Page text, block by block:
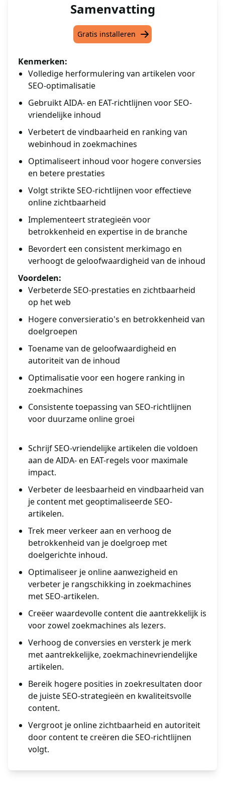
Samenvatting
Gratis installeren
Kenmerken:
Volledige herformulering van artikelen voor
SEO-optimalisatie
Gebruikt AIDA- en EAT-richtlijnen voor SEO-
vriendelijke inhoud
Verbetert de vindbaarheid en ranking van
webinhoud in zoekmachines
Optimaliseert inhoud voor hogere conversies
en betere prestaties
Volgt strikte SEO-richtlijnen voor effectieve
online zichtbaarheid
Implementeert strategieën voor
betrokkenheid en expertise in de branche
Bevordert een consistent merkimago en
verhoogt de geloofwaardigheid van de inhoud
Voordelen:
Verbeterde SEO-prestaties en zichtbaarheid
op het web
Hogere conversieratio's en betrokkenheid van
doelgroepen
Toename van de geloofwaardigheid en
autoriteit van de inhoud
Optimalisatie voor een hogere ranking in
zoekmachines
Consistente toepassing van SEO-richtlijnen
voor duurzame online groei
Schrijf SEO-vriendelijke artikelen die voldoen
aan de AIDA- en EAT-regels voor maximale
impact.
Verbeter de leesbaarheid en vindbaarheid van
je content met geoptimaliseerde SEO-
artikelen.
Trek meer verkeer aan en verhoog de
betrokkenheid van je doelgroep met
doelgerichte inhoud.
Optimaliseer je online aanwezigheid en
verbeter je rangschikking in zoekmachines
met SEO-artikelen.
Creëer waardevolle content die aantrekkelijk is
voor zowel zoekmachines als lezers.
Verhoog de conversies en versterk je merk
met aantrekkelijke, zoekmachinevriendelijke
artikelen.
Bereik hogere posities in zoekresultaten door
de juiste SEO-strategieën en kwaliteitsvolle
content.
Vergroot je online zichtbaarheid en autoriteit
door content te creëren die SEO-richtlijnen
volgt.